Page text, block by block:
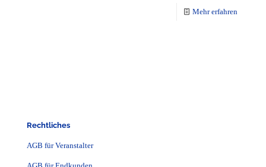
Mehr erfahren
Rechtliches
AGB für Veranstalter